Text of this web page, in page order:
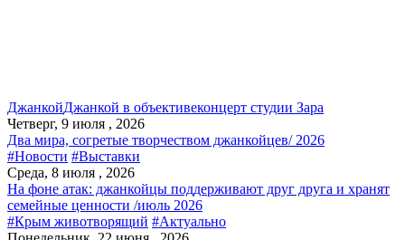
ДжанкойДжанкой в объективеконцерт студии Зара
Четверг, 9 июля , 2026
Два мира, согретые творчеством джанкойцев/ 2026
#Новости #Выставки
Среда, 8 июля , 2026
На фоне атак: джанкойцы поддерживают друг друга и хранят
семейные ценности /июль 2026
#Крым животворящий #Актуально